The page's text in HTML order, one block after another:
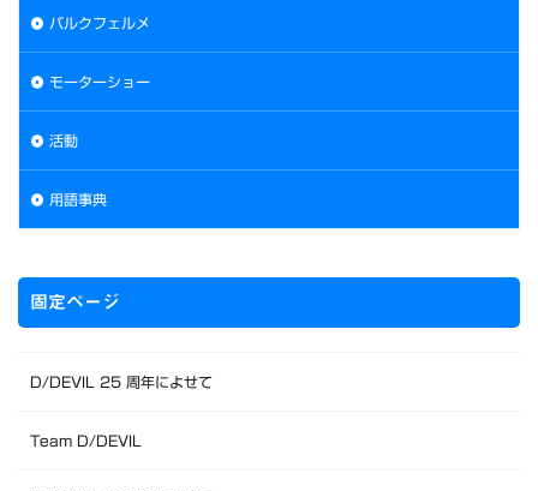
パルクフェルメ
モーターショー
活動
用語事典
固定ページ
D/DEVIL 25 周年によせて
Team D/DEVIL